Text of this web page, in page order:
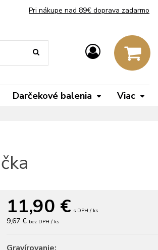
Pri nákupe nad 89€ doprava zadarmo
Darčekové balenia Viac
11,90 € s DPH / ks
9,67 € bez DPH / ks